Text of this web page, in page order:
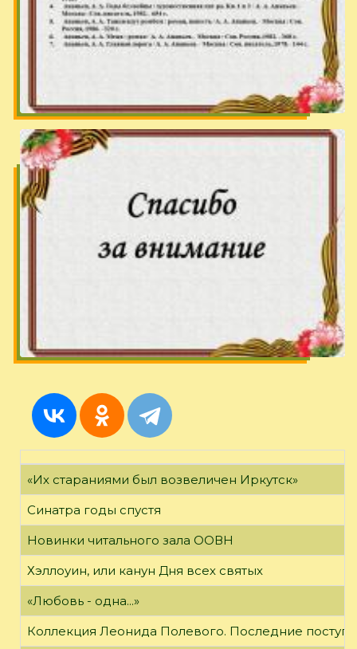
«Их стараниями был возвеличен Иркутск»
Синатра годы спустя
Новинки читального зала ООВН
Хэллоуин, или канун Дня всех святых
«Любовь - одна...»
Коллекция Леонида Полевого. Последние